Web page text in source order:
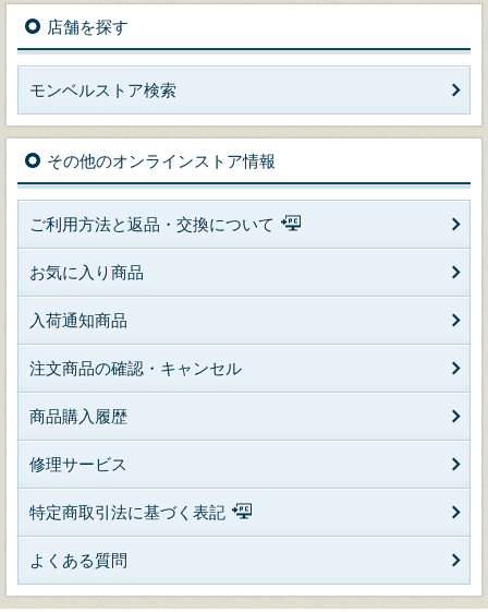
店舗を探す
モンベルストア検索
その他のオンラインストア情報
ご利用方法と返品・交換について
お気に入り商品
入荷通知商品
注文商品の確認・キャンセル
商品購入履歴
修理サービス
特定商取引法に基づく表記
よくある質問